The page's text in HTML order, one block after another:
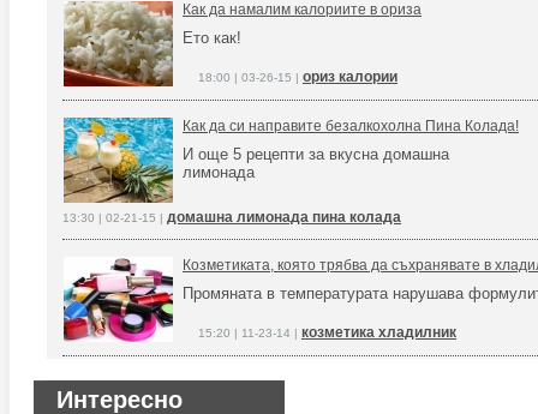
Как да намалим калориите в ориза
Ето как!
18:00 | 03-26-15 | ориз калории
Как да си направите безалкохолна Пина Колада!
И още 5 рецепти за вкусна домашна
лимонада
13:30 | 02-21-15 | домашна лимонада пина колада
Козметиката, която трябва да съхранявате в
Промяната в температурата нарушава
15:20 | 11-23-14 | козметика хладилник
Интересно